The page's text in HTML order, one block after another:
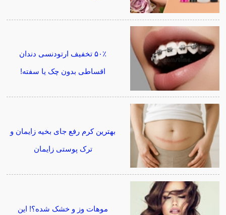
۵۰٪ تخفیف ارتودنسی دندان
اقساطی بدون چک یا سفته!
بهترین کرم رفع جای بخیه زایمان و
ترک پوستی زایمان
موهات وز و خشک شده؟! این